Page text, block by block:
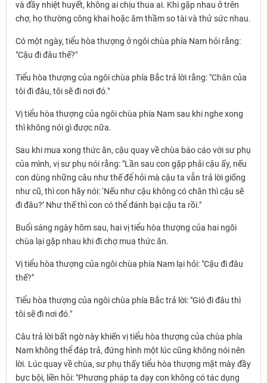
và đầy nhiệt huyết, không ai chịu thua ai. Khi gặp nhau ở trên
chợ, họ thường công khai hoặc âm thầm so tài và thử sức nhau.
Có một ngày, tiểu hòa thượng ở ngôi chùa phía Nam hỏi rằng:
"Cậu đi đâu thế?"
Tiểu hòa thượng của ngôi chùa phía Bắc trả lời rằng: "Chân của
tôi đi đâu, tôi sẽ đi nơi đó."
Vị tiểu hòa thượng của ngôi chùa phía Nam sau khi nghe xong
thì không nói gì được nữa.
Sau khi mua xong thức ăn, cậu quay về chùa báo cáo với sư phụ
của mình, vị sư phụ nói rằng: "Lần sau con gặp phải cậu ấy, nếu
con dùng những câu như thế để hỏi mà cậu ta vẫn trả lời giống
như cũ, thì con hãy nói: ‘Nếu như cậu không có chân thì cậu sẽ
đi đâu?’ Như thế thì con có thể đánh bại cậu ta rồi."
Buổi sáng ngày hôm sau, hai vị tiểu hòa thượng của hai ngôi
chùa lại gặp nhau khi đi chợ mua thức ăn.
Vị tiểu hòa thượng của ngôi chùa phía Nam lại hỏi: "Cậu đi đâu
thế?"
Tiểu hòa thượng của ngôi chùa phía Bắc trả lời: "Gió đi đâu thì
tôi sẽ đi nơi đó."
Câu trả lời bất ngờ này khiến vị tiểu hòa thượng của chùa phía
Nam không thể đáp trả, đứng hình một lúc cũng không nói nên
lời. Lúc quay về chùa, sư phụ thấy tiểu hòa thượng mặt mày đầy
bực bội, liền hỏi: "Phương pháp ta dạy con không có tác dụng